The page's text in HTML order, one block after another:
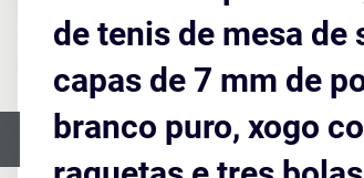
de tenis de mesa de
capas de 7 mm de
branco puro, xogo